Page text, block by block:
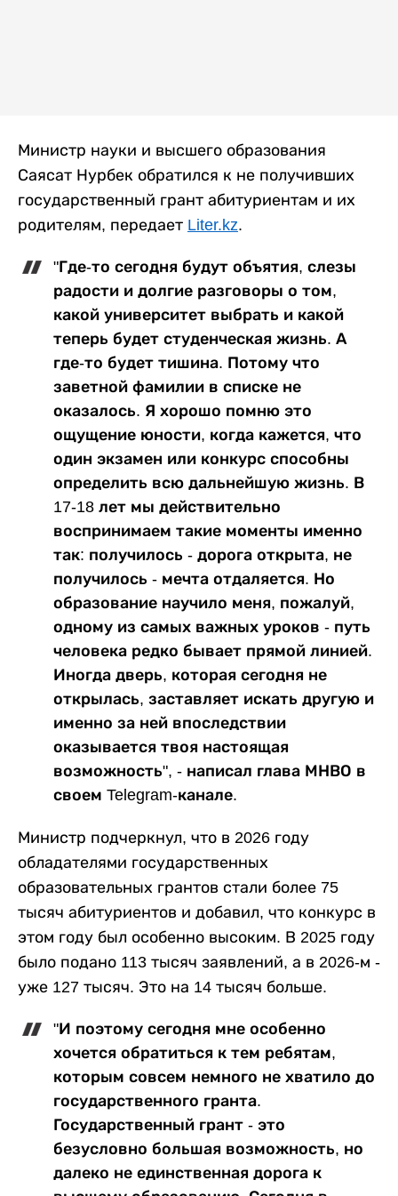
Министр науки и высшего образования
Саясат Нурбек обратился к не получивших
государственный грант абитуриентам и их
родителям, передает Liter.kz.
"Где-то сегодня будут объятия, слезы
радости и долгие разговоры о том,
какой университет выбрать и какой
теперь будет студенческая жизнь. А
где-то будет тишина. Потому что
заветной фамилии в списке не
оказалось. Я хорошо помню это
ощущение юности, когда кажется, что
один экзамен или конкурс способны
определить всю дальнейшую жизнь. В
17-18 лет мы действительно
воспринимаем такие моменты именно
так: получилось - дорога открыта, не
получилось - мечта отдаляется. Но
образование научило меня, пожалуй,
одному из самых важных уроков - путь
человека редко бывает прямой линией.
Иногда дверь, которая сегодня не
открылась, заставляет искать другую и
именно за ней впоследствии
оказывается твоя настоящая
возможность", - написал глава МНВО в
своем Telegram-канале.
Министр подчеркнул, что в 2026 году
обладателями государственных
образовательных грантов стали более 75
тысяч абитуриентов и добавил, что конкурс в
этом году был особенно высоким. В 2025 году
было подано 113 тысяч заявлений, а в 2026-м -
уже 127 тысяч. Это на 14 тысяч больше.
"И поэтому сегодня мне особенно
хочется обратиться к тем ребятам,
которым совсем немного не хватило до
государственного гранта.
Государственный грант - это
безусловно большая возможность, но
далеко не единственная дорога к